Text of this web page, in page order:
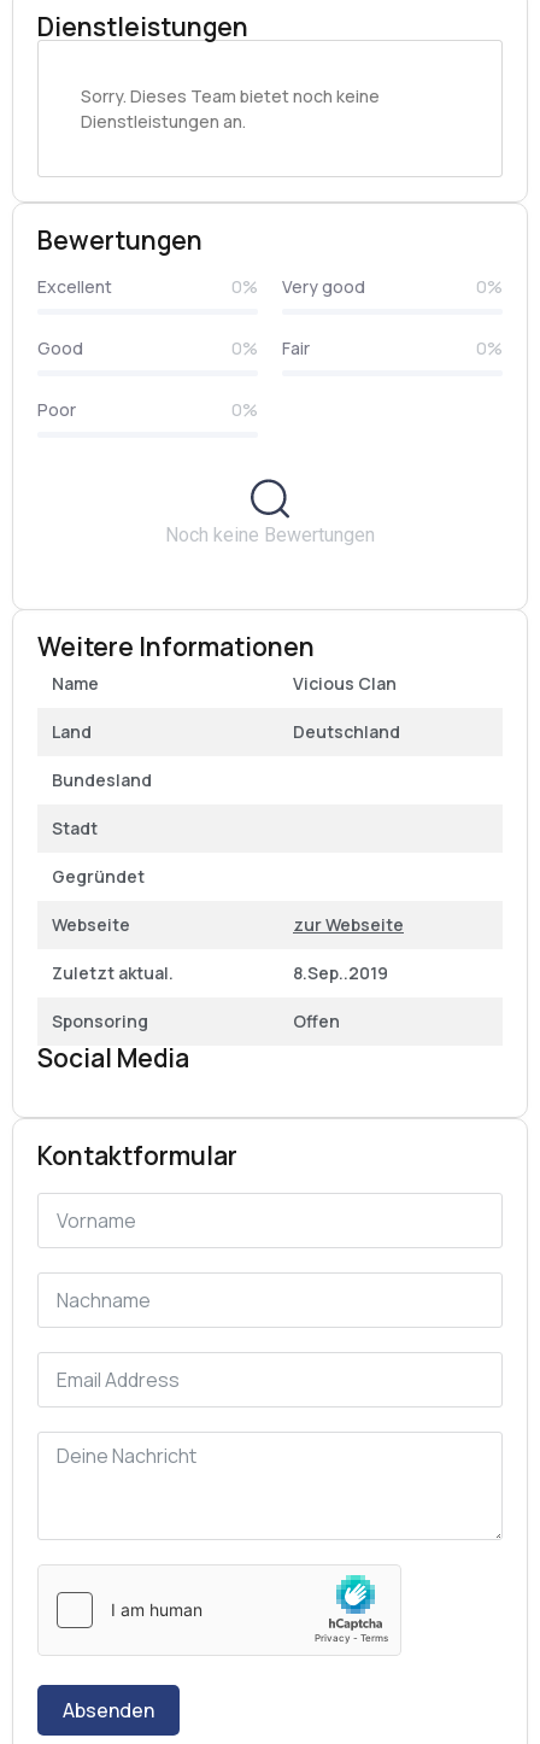
Dienstleistungen
Sorry. Dieses Team bietet noch keine
Dienstleistungen an.
Bewertungen
Excellent 0% Very good 0%
Good 0% Fair 0%
Poor 0%
Noch keine Bewertungen
Weitere Informationen
Name Vicious Clan
Land Deutschland
Bundesland
Stadt
Gegründet
Webseite zur Webseite
Zuletzt aktual. 8.Sep..2019
Sponsoring Offen
Social Media
Kontaktformular
Absenden